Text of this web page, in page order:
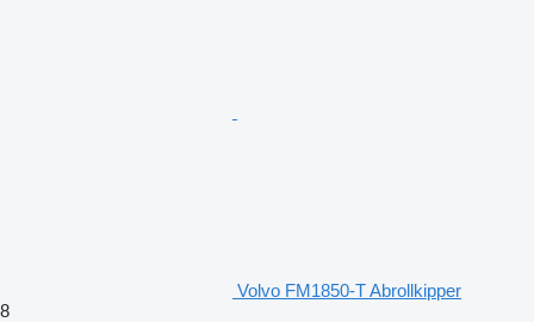
Volvo FM1850-T Abrollkipper
8